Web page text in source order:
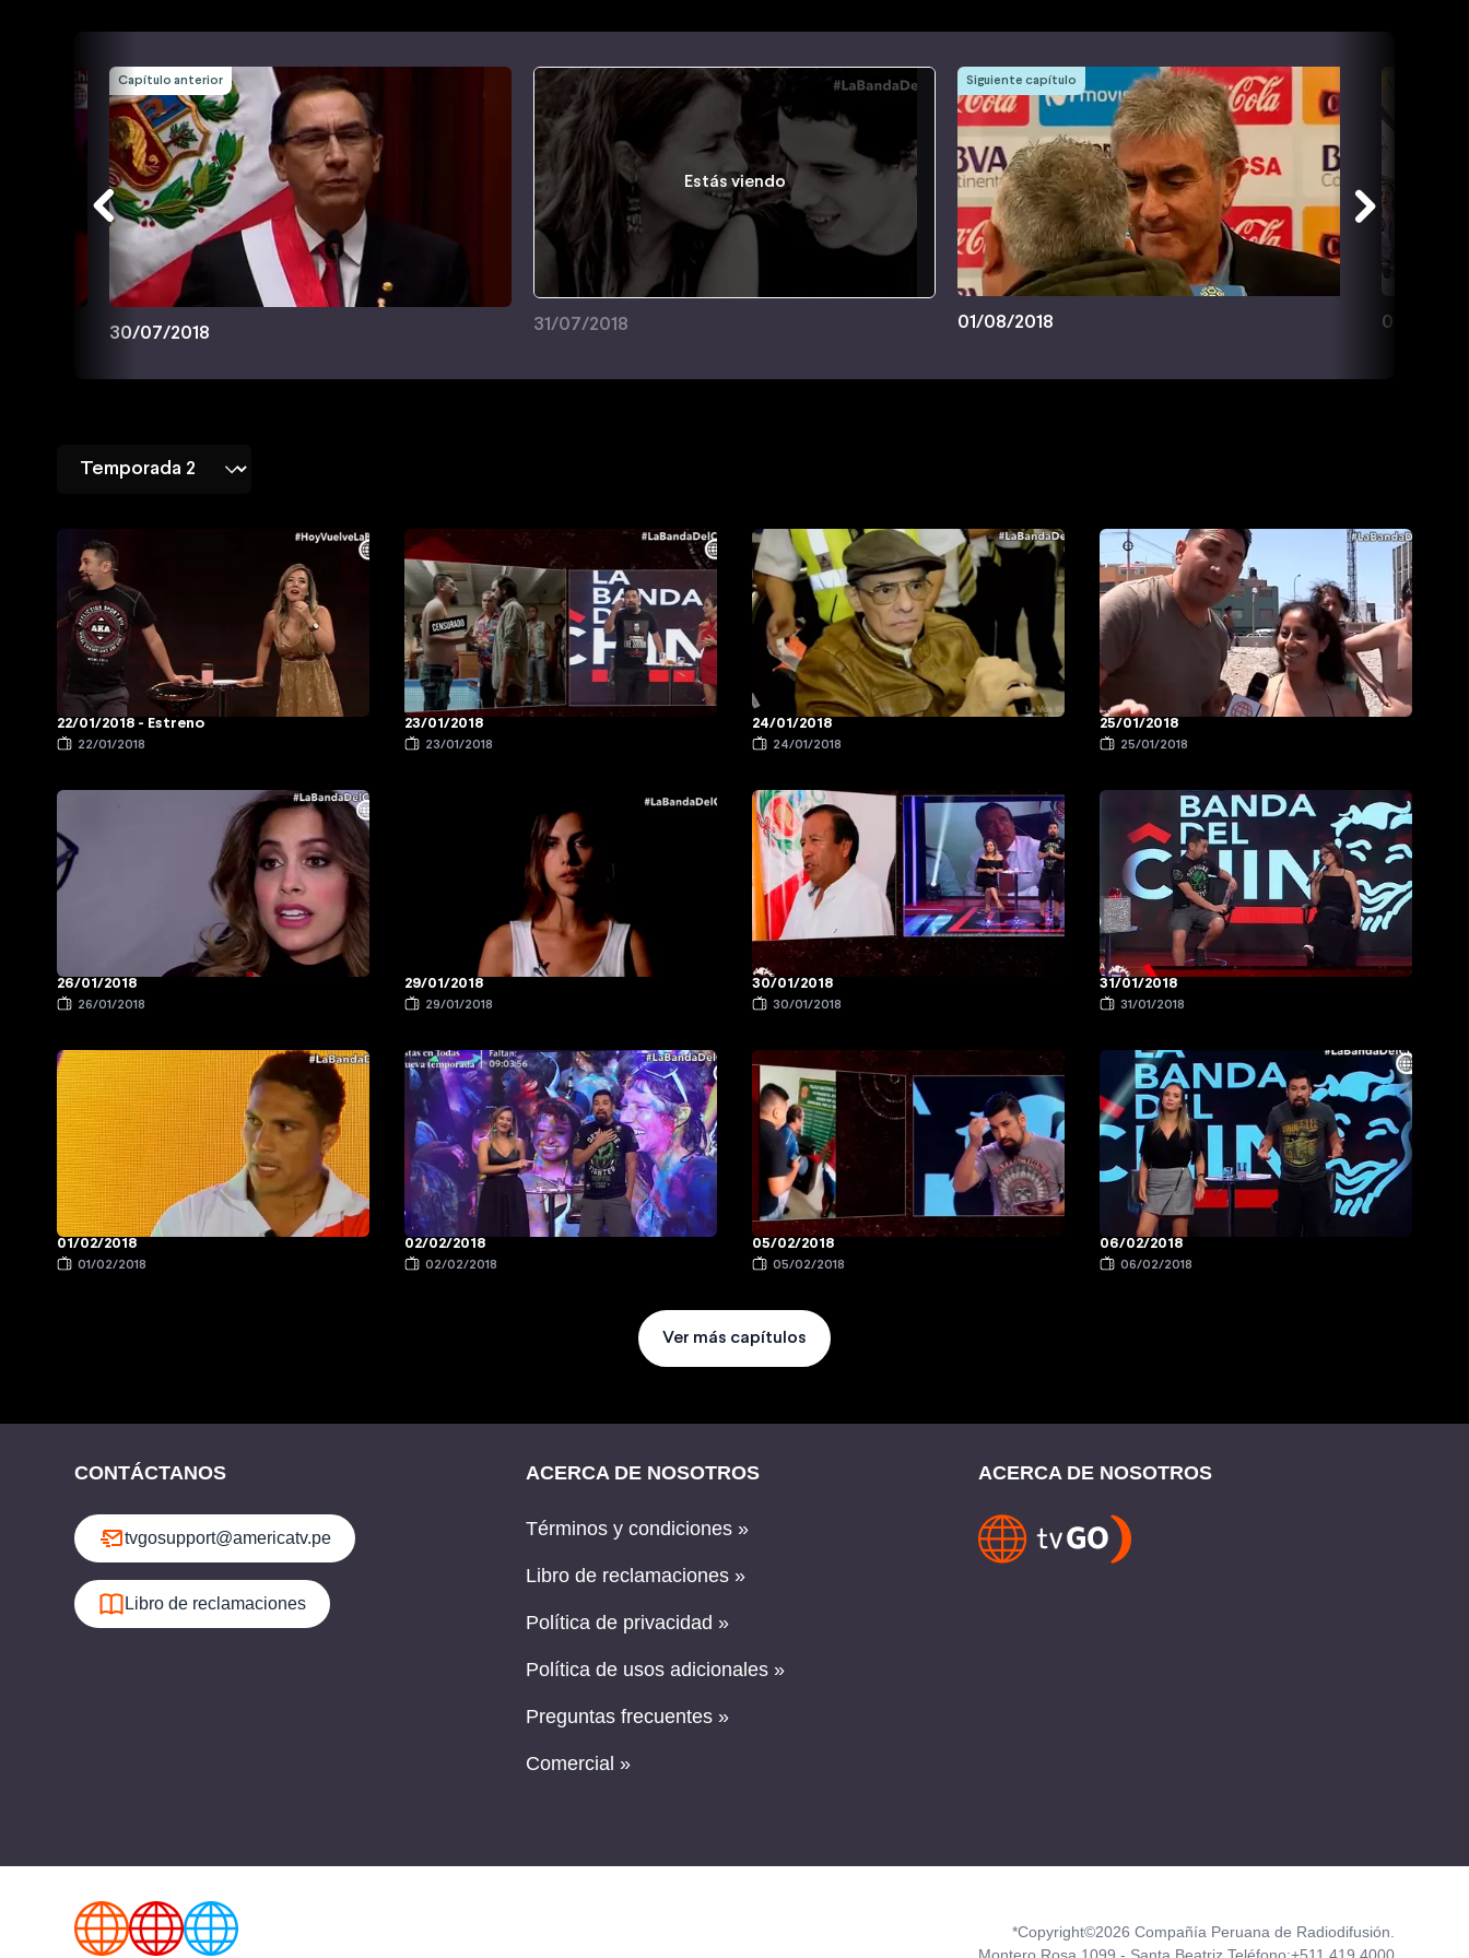
Capítulo anterior
30/07/2018
Estás viendo
31/07/2018
Siguiente capítulo
01/08/2018 02/08/
22/01/2018 - Estreno
22/01/2018
23/01/2018
23/01/2018
24/01/2018
24/01/2018
25/01/2018
25/01/2018
26/01/2018
26/01/2018
29/01/2018
29/01/2018
30/01/2018
30/01/2018
31/01/2018
31/01/2018
01/02/2018
01/02/2018
02/02/2018
02/02/2018
05/02/2018
05/02/2018
06/02/2018
06/02/2018
Ver más capítulos
CONTÁCTANOS
tvgosupport@americatv.pe
Libro de reclamaciones
ACERCA DE NOSOTROS
Términos y condiciones »
Libro de reclamaciones »
Política de privacidad »
Política de usos adicionales »
Preguntas frecuentes »
Comercial »
ACERCA DE NOSOTROS
*Copyright©2026 Compañía Peruana de Radiodifusión.